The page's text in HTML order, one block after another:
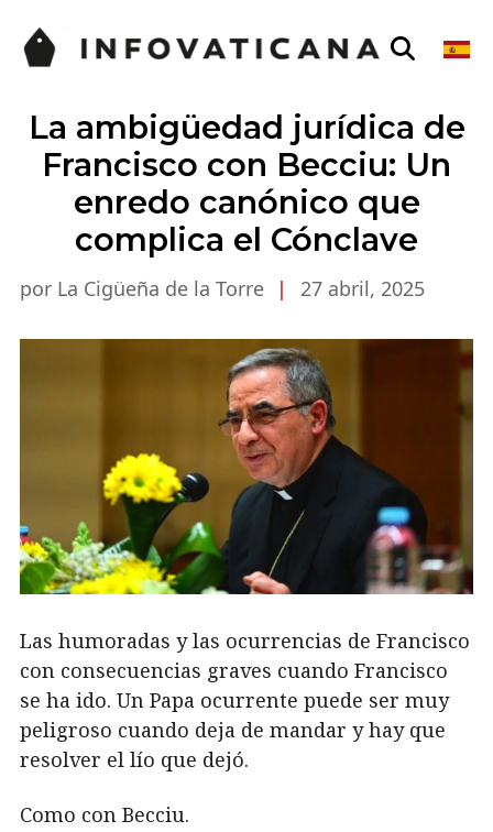
La ambigüedad jurídica de
Francisco con Becciu: Un
enredo canónico que
complica el Cónclave
por La Cigüeña de la Torre | 27 abril, 2025
Las humoradas y las ocurrencias de Francisco
con consecuencias graves cuando Francisco
se ha ido. Un Papa ocurrente puede ser muy
peligroso cuando deja de mandar y hay que
resolver el lío que dejó.
Como con Becciu.